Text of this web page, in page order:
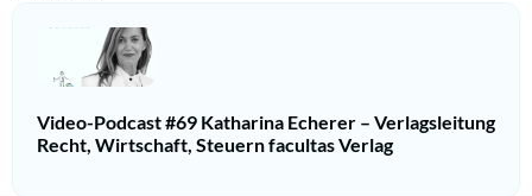
Video-Podcast #69 Katharina Echerer – Verlagsleitung
Recht, Wirtschaft, Steuern facultas Verlag